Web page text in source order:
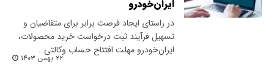
ایران‌خودرو
در راستای ایجاد فرصت برابر برای متقاضیان و
تسهیل فرآیند ثبت درخواست خرید محصولات،
ایران‌خودرو مهلت افتتاح حساب وکالتی…
۲۲ بهمن ۱۴۰۳